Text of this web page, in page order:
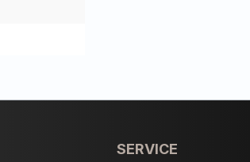
SERVICE